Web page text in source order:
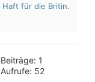
Haft für die Britin.
Beiträge: 1
Aufrufe: 52